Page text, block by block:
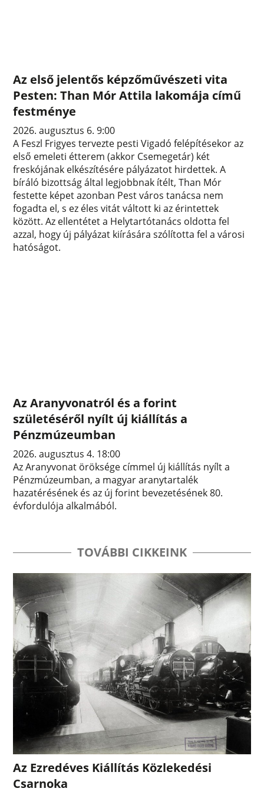
Az első jelentős képzőművészeti vita
Pesten: Than Mór Attila lakomája című
festménye
2026. augusztus 6. 9:00
A Feszl Frigyes tervezte pesti Vigadó felépítésekor az
első emeleti étterem (akkor Csemegetár) két
freskójának elkészítésére pályázatot hirdettek. A
bíráló bizottság által legjobbnak ítélt, Than Mór
festette képet azonban Pest város tanácsa nem
fogadta el, s ez éles vitát váltott ki az érintettek
között. Az ellentétet a Helytartótanács oldotta fel
azzal, hogy új pályázat kiírására szólította fel a városi
hatóságot.
Az Aranyvonatról és a forint
születéséről nyílt új kiállítás a
Pénzmúzeumban
2026. augusztus 4. 18:00
Az Aranyvonat öröksége címmel új kiállítás nyílt a
Pénzmúzeumban, a magyar aranytartalék
hazatérésének és az új forint bevezetésének 80.
évfordulója alkalmából.
TOVÁBBI CIKKEINK
Az Ezredéves Kiállítás Közlekedési
Csarnoka